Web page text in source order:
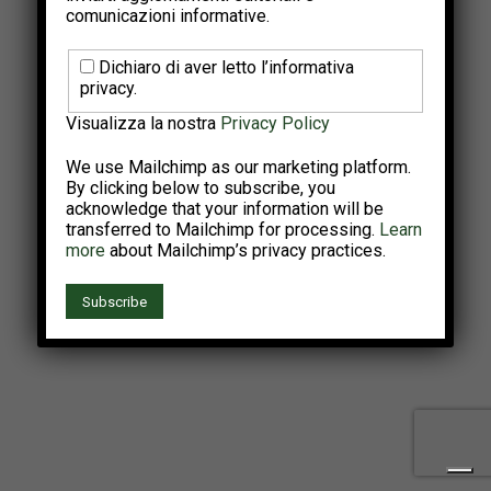
comunicazioni informative.
Dichiaro di aver letto l’informativa
privacy.
Visualizza la nostra Privacy Policy
We use Mailchimp as our marketing platform.
By clicking below to subscribe, you
acknowledge that your information will be
transferred to Mailchimp for processing. Learn
more about Mailchimp’s privacy practices.